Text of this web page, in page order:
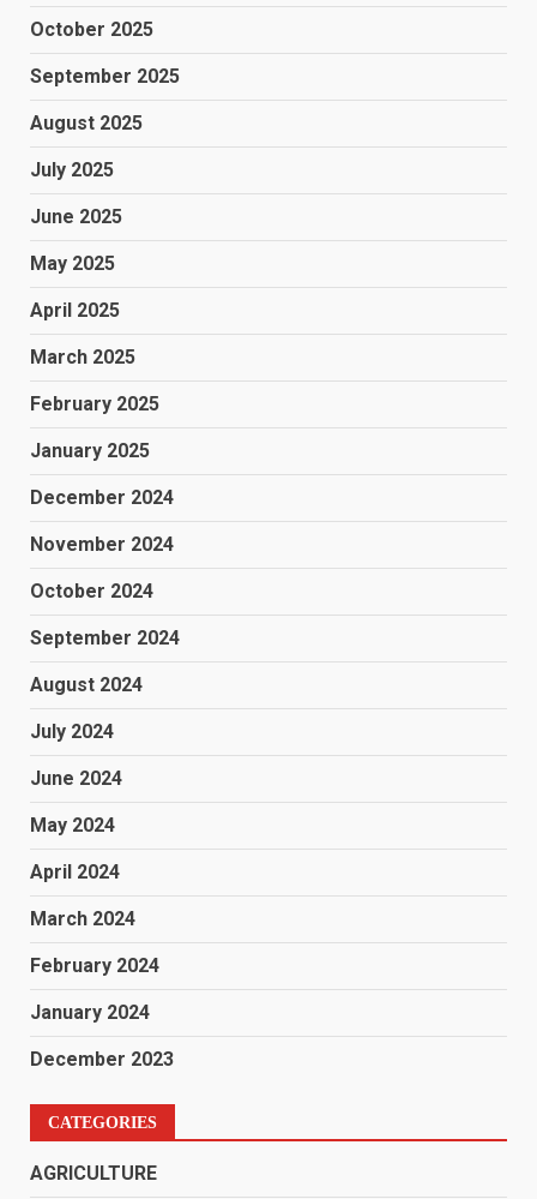
October 2025
September 2025
August 2025
July 2025
June 2025
May 2025
April 2025
March 2025
February 2025
January 2025
December 2024
November 2024
October 2024
September 2024
August 2024
July 2024
June 2024
May 2024
April 2024
March 2024
February 2024
January 2024
December 2023
CATEGORIES
AGRICULTURE